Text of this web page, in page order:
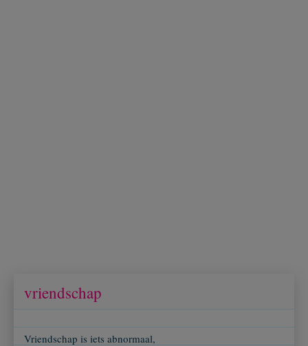
vriendschap
Vriendschap is iets abnormaal,